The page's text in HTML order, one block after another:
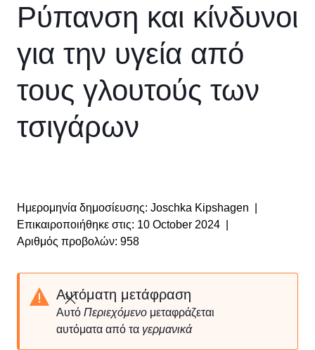
Ρύπανση και κίνδυνοι
για την υγεία από
τους γλουτούς των
τσιγάρων
Ημερομηνία δημοσίευσης: Joschka Kipshagen
Επικαιροποιήθηκε στις: 10 October 2024
Αριθμός προβολών: 958
Κλείσιμο
Αυτόματη μετάφραση
Αυτό Περιεχόμενο μεταφράζεται
αυτόματα από τα γερμανικά